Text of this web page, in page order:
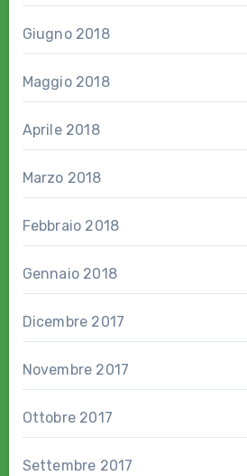
Giugno 2018
Maggio 2018
Aprile 2018
Marzo 2018
Febbraio 2018
Gennaio 2018
Dicembre 2017
Novembre 2017
Ottobre 2017
Settembre 2017